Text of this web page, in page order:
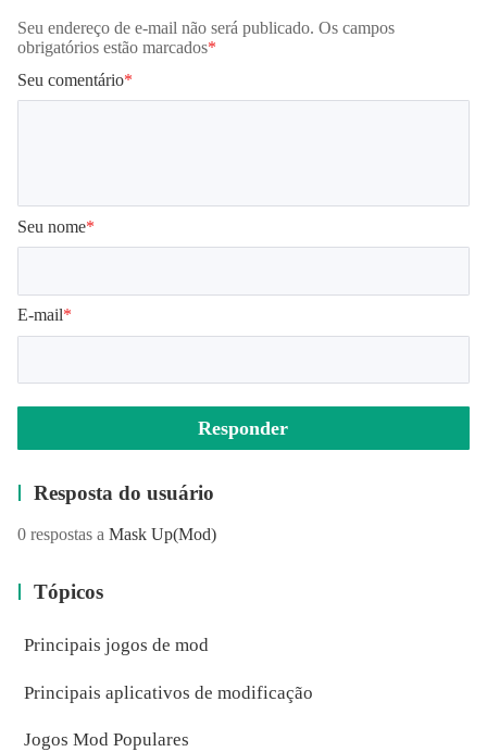
Seu endereço de e-mail não será publicado. Os campos
obrigatórios estão marcados*
Seu comentário*
Seu nome*
E-mail*
Responder
Resposta do usuário
0 respostas a Mask Up(Mod)
Tópicos
Principais jogos de mod
Principais aplicativos de modificação
Jogos Mod Populares